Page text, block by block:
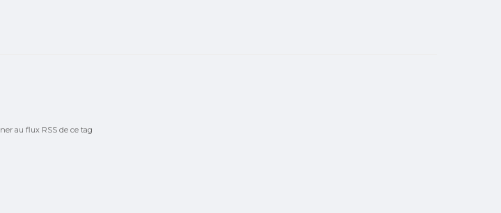
au flux RSS de ce tag